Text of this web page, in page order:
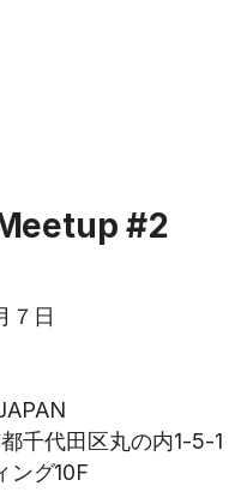
#2
７日
千代田区丸の内1-5-1
ング10F